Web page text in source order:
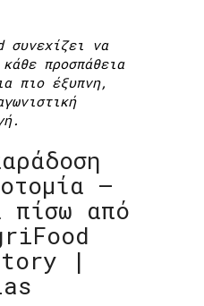
συνεχίζει να
προσπάθεια
πιο έξυπνη,
–
πίσω από
|